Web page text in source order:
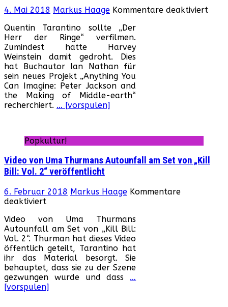
a
in
Hollywood“
„The
Irish
Man“
nominiert!
4. Mai 2018 Markus Haage Kommentare deaktiviert
Quentin Tarantino sollte „Der
Herr der Ringe“ verfilmen.
Zumindest hatte Harvey
Weinstein damit gedroht. Dies
hat Buchautor Ian Nathan für
sein neues Projekt „Anything You
Can Imagine: Peter Jackson and
the Making of Middle-earth“
recherchiert. … [vorspulen]
Popkultur!
Video von Uma Thurmans Autounfall am Set von „Kill
Bill: Vol. 2“ veröffentlicht
6. Februar 2018 Markus Haage Kommentare
deaktiviertfür
von
Uma
Thurmans
Autounfall
am
Set
von
„Kill
Video von Uma Thurmans
Autounfall am Set von „Kill Bill:
Vol. 2“. Thurman hat dieses Video
öffentlich geteilt, Tarantino hat
ihr das Material besorgt. Sie
behauptet, dass sie zu der Szene
gezwungen wurde und dass …
[vorspulen]